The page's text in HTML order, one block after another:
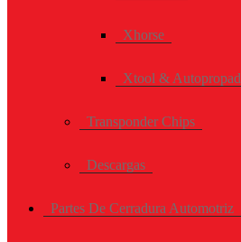
Xhorse
Xtool & Autopropad
Transponder Chips
Descargas
Partes De Cerradura Automotriz